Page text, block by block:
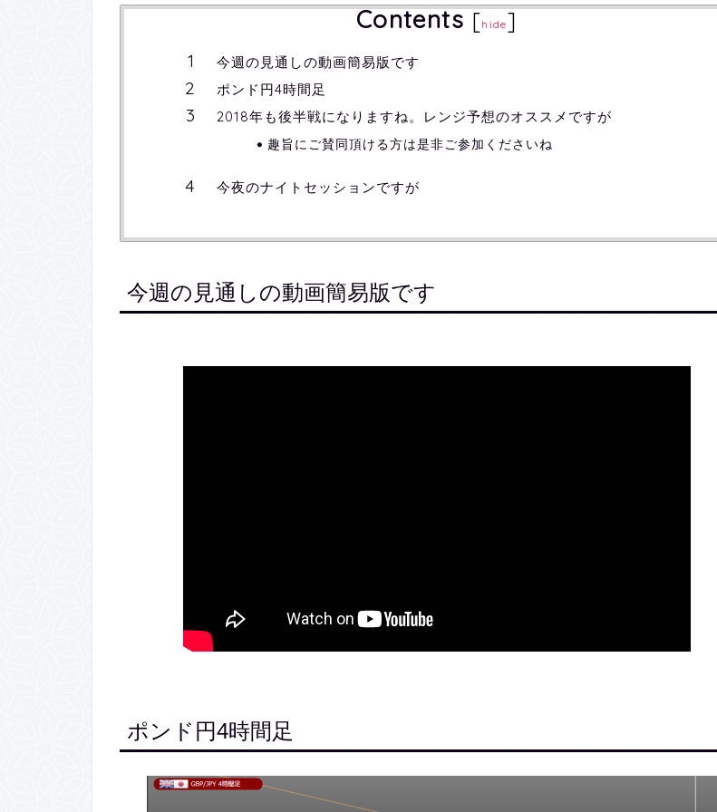
Contents [hide]
今週の見通しの動画簡易版です
ポンド円4時間足
2018年も後半戦になりますね。レンジ予想のオススメですが
趣旨にご賛同頂ける方は是非ご参加くださいね
今夜のナイトセッションですが
今週の見通しの動画簡易版です
ポンド円4時間足